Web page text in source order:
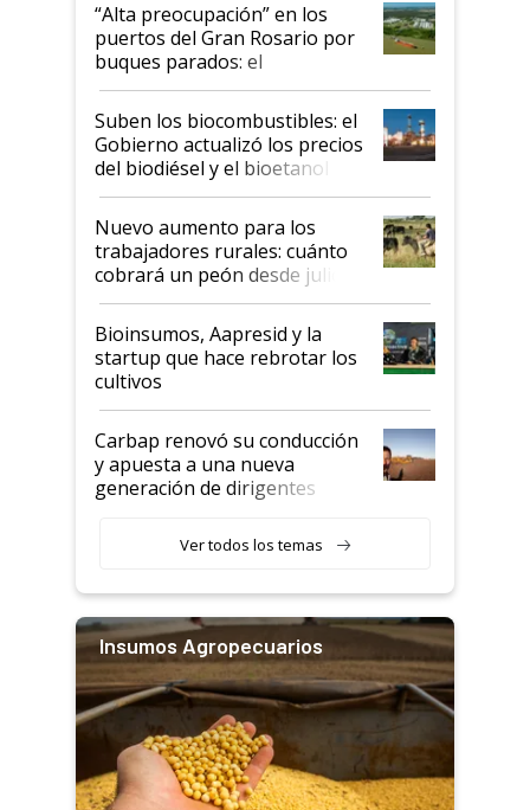
“Alta preocupación” en los
puertos del Gran Rosario por
buques parados: el
funcionamiento de las
exportadoras en tensión tras
la medida de fuerza de los
prácticos
Suben los biocombustibles: el
Gobierno actualizó los precios
del biodiésel y el bioetanol
Nuevo aumento para los
trabajadores rurales: cuánto
cobrará un peón desde julio
Bioinsumos, Aapresid y la
startup que hace rebrotar los
cultivos
Carbap renovó su conducción
y apuesta a una nueva
generación de dirigentes
Ver todos los temas
Insumos Agropecuarios